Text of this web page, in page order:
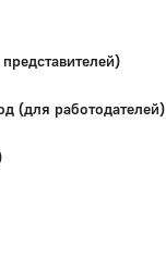
(для работодателей)